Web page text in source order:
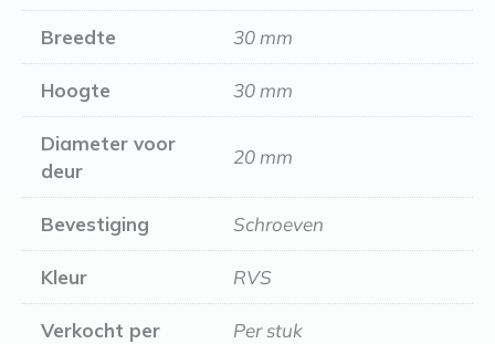
Breedte 30 mm
Hoogte 30 mm
Diameter voor
deur
20 mm
Bevestiging Schroeven
Kleur RVS
Verkocht per Per stuk